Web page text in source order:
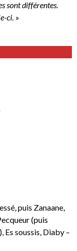
sont différentes.
ci. »
puis Zanaane,
(puis
Es soussis, Diaby –